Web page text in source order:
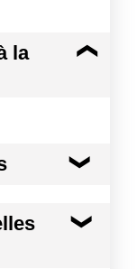
la
ail, poivre,
boyau